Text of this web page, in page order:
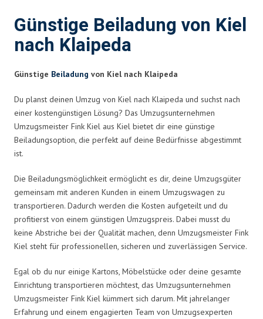
Günstige Beiladung von Kiel
nach Klaipeda
Günstige Beiladung von Kiel nach Klaipeda
Du planst deinen Umzug von Kiel nach Klaipeda und suchst nach
einer kostengünstigen Lösung? Das Umzugsunternehmen
Umzugsmeister Fink Kiel aus Kiel bietet dir eine günstige
Beiladungsoption, die perfekt auf deine Bedürfnisse abgestimmt
ist.
Die Beiladungsmöglichkeit ermöglicht es dir, deine Umzugsgüter
gemeinsam mit anderen Kunden in einem Umzugswagen zu
transportieren. Dadurch werden die Kosten aufgeteilt und du
profitierst von einem günstigen Umzugspreis. Dabei musst du
keine Abstriche bei der Qualität machen, denn Umzugsmeister Fink
Kiel steht für professionellen, sicheren und zuverlässigen Service.
Egal ob du nur einige Kartons, Möbelstücke oder deine gesamte
Einrichtung transportieren möchtest, das Umzugsunternehmen
Umzugsmeister Fink Kiel kümmert sich darum. Mit jahrelanger
Erfahrung und einem engagierten Team von Umzugsexperten